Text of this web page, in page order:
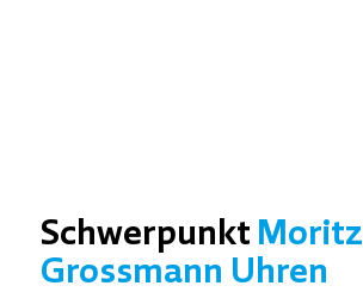
Schwerpunkt Moritz
Grossmann Uhren